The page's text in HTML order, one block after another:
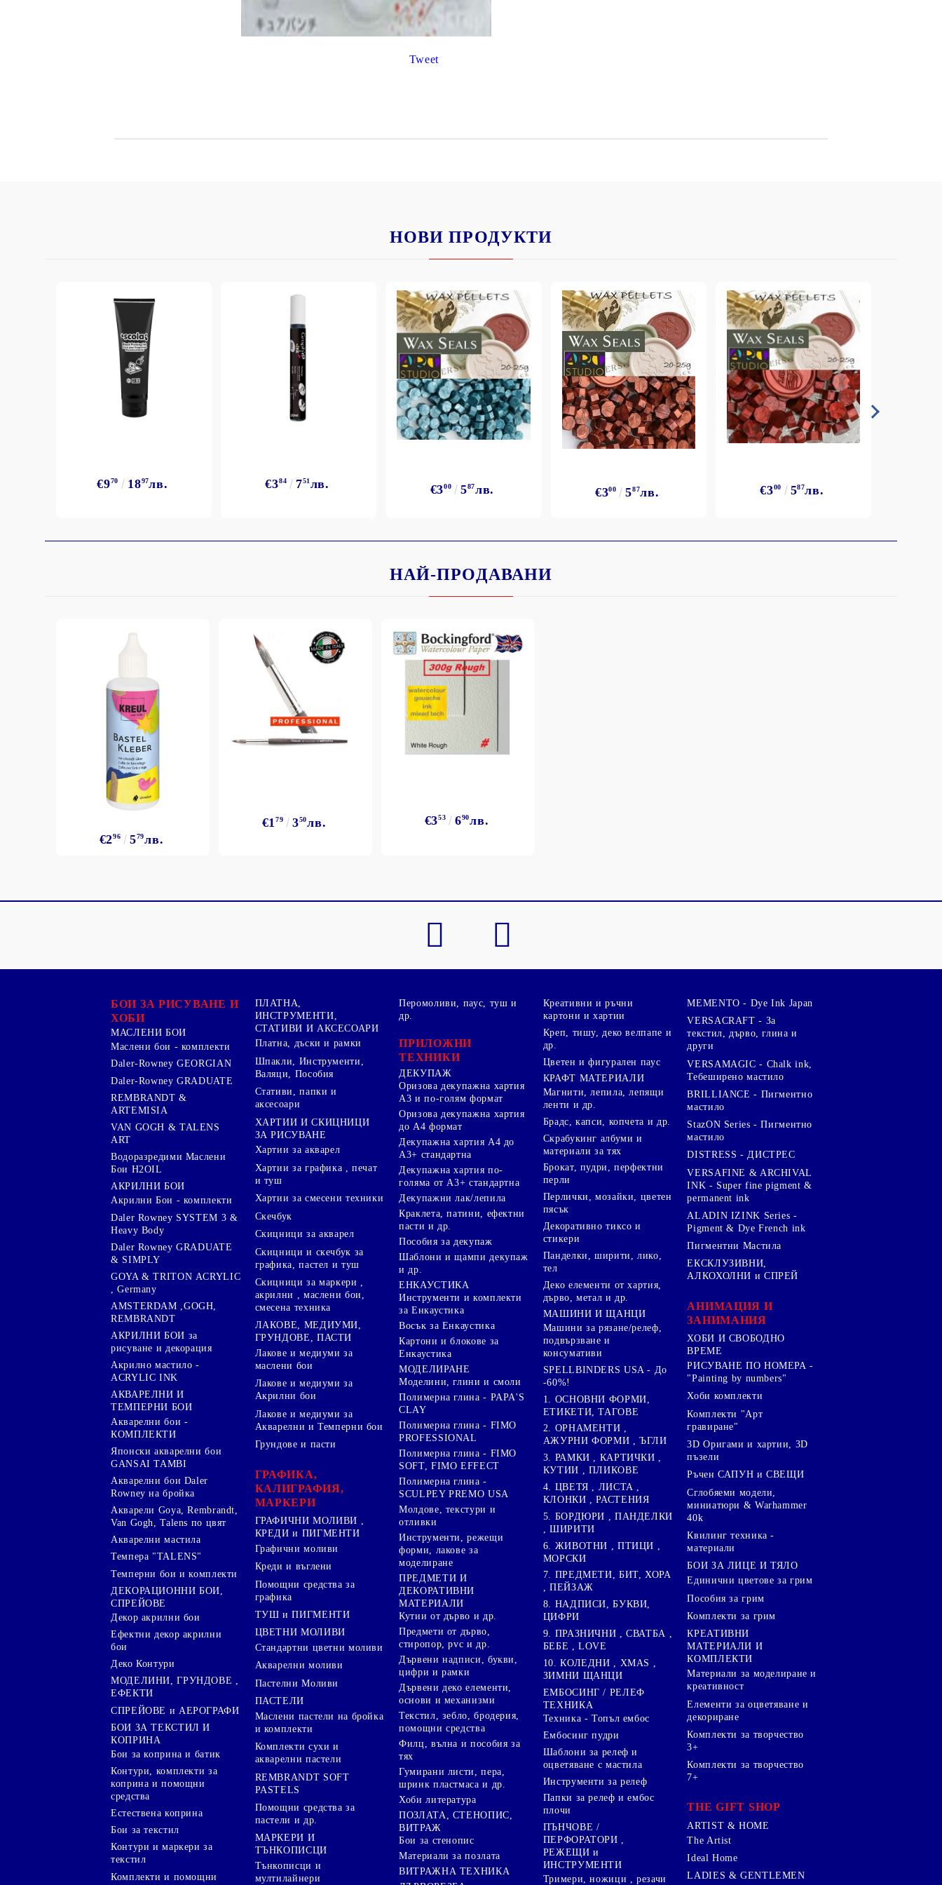
Гумирани листи, пера, шринк пластмаса и др.
BRILLIANCE - Пигментно мастило
StazON Series - Пигментно мастило
DISTRESS - ДИСТРЕС
VERSAFINE & ARCHIVAL INK -
Super fine pigment & permanent ink
ALADIN IZINK Series - Pigment & Dye
Цветни и крафт картони / хартии
Креативни и ръчни картони и хартии
Цветен и фигурален паус
Tweet
НОВИ ПРОДУКТИ
€970 1897лв. €384 751лв. €300 587лв. €300 587лв. €300 587лв.
НАЙ-ПРОДАВАНИ
€296 579лв.
€179 350лв. €353 690лв.
БОИ ЗА РИСУВАНЕ И
ХОБИ
МАСЛЕНИ БОИ
Маслени бои - комплекти
Daler-Rowney GEORGIAN
Daler-Rowney GRADUATE
REMBRANDT &
ARTEMISIA
VAN GOGH & TALENS
ART
Водоразредими Маслени
Бои H2OIL
АКРИЛНИ БОИ
Акрилни Бои - комплекти
Daler Rowney SYSTEM 3 &
Heavy Body
Daler Rowney GRADUATE
& SIMPLY
GOYA & TRITON АCRYLIC
, Germany
AMSTERDAM ,GOGH,
REMBRANDT
АКРИЛНИ БОИ за
рисуване и декорация
Акрилно мастило -
ACRYLIC INK
АКВАРЕЛНИ И
ТЕМПЕРНИ БОИ
Акварелни бои -
КОМПЛЕКТИ
Японски акварелни бои
GANSAI TAMBI
Акварелни бои Daler
Rowney на бройка
Акварели Goya, Rembrandt,
Van Gogh, Talens по цвят
Акварелни мастила
Темпера "TALENS"
Темперни бои и комплекти
ДЕКОРАЦИОННИ БОИ,
СПРЕЙОВЕ
Декор акрилни бои
Ефектни декор акрилни
бои
Деко Контури
МОДЕЛИНИ, ГРУНДОВЕ ,
ЕФЕКТИ
СПРЕЙОВЕ и АЕРОГРАФИ
БОИ ЗА ТЕКСТИЛ И
КОПРИНА
Бои за коприна и батик
Контури, комплекти за
коприна и помощни
средства
Естествена коприна
Бои за текстил
Контури и маркери за
текстил
Комплекти и помощни
ПЛАТНА,
ИНСТРУМЕНТИ,
СТАТИВИ И АКСЕСОАРИ
Платна, дъски и рамки
Шпакли, Инструменти,
Валяци, Пособия
Стативи, папки и
аксесоари
ХАРТИИ И СКИЦНИЦИ
ЗА РИСУВАНЕ
Хартии за акварел
Хартии за графика , печат
и туш
Хартии за смесени техники
Скечбук
Скицници за акварел
Скицници и скечбук за
графика, пастел и туш
Скицници за маркери ,
акрилни , маслени бои,
смесена техника
ЛАКОВЕ, МЕДИУМИ,
ГРУНДОВЕ, ПАСТИ
Лакове и медиуми за
маслени бои
Лакове и медиуми за
Акрилни бои
Лакове и медиуми за
Акварелни и Темперни бои
Грундове и пасти
ГРАФИКА,
КАЛИГРАФИЯ,
МАРКЕРИ
ГРАФИЧНИ МОЛИВИ ,
КРЕДИ и ПИГМЕНТИ
Графични моливи
Креди и въглени
Помощни средства за
графика
ТУШ и ПИГМЕНТИ
ЦВЕТНИ МОЛИВИ
Стандартни цветни моливи
Акварелни моливи
Пастелни Моливи
ПАСТЕЛИ
Маслени пастели на бройка
и комплекти
Комплекти сухи и
акварелни пастели
REMBRANDT SOFT
PASTELS
Помощни средства за
пастели и др.
МАРКЕРИ И
ТЪНКОПИСЦИ
Тънкописци и
мултилайнери
Перомоливи, паус, туш и
др.
ПРИЛОЖНИ
ТЕХНИКИ
ДЕКУПАЖ
Оризова декупажна хартия
А3 и по-голям формат
Оризова декупажна хартия
до А4 формат
Декупажна хартия А4 до
А3+ стандартна
Декупажна хартия по-
голяма от А3+ стандартна
Декупажни лак/лепила
Краклета, патини, ефектни
пасти и др.
Пособия за декупаж
Шаблони и щампи декупаж
и др.
ЕНКАУСТИКА
Инструменти и комплекти
за Енкаустика
Восък за Енкаустика
Картони и блокове за
Енкаустика
МОДЕЛИРАНЕ
Моделини, глини и смоли
Полимерна глина - PAPA'S
CLAY
Полимерна глина - FIMO
PROFESSIONAL
Полимерна глина - FIMO
SOFT, FIMO EFFECT
Полимерна глина -
SCULPEY PREMO USA
Молдове, текстури и
отливки
Инструменти, режещи
форми, лакове за
моделиране
ПРЕДМЕТИ И
ДЕКОРАТИВНИ
МАТЕРИАЛИ
Кутии от дърво и др.
Предмети от дърво,
стиропор, pvc и др.
Дървени надписи, букви,
цифри и рамки
Дървени деко елементи,
основи и механизми
Текстил, зебло, бродерия,
помощни средства
Филц, вълна и пособия за
тях
Гумирани листи, пера,
шринк пластмаса и др.
Хоби литература
ПОЗЛАТА, СТЕНОПИС,
ВИТРАЖ
Бои за стенопис
Материали за позлата
ВИТРАЖНА ТЕХНИКА
Креативни и ръчни
картони и хартии
Креп, тишу, деко велпапе и
др.
Цветен и фигурален паус
КРАФТ МАТЕРИАЛИ
Магнити, лепила, лепящи
ленти и др.
Брадс, капси, копчета и др.
Скрабукинг албуми и
материали за тях
Брокат, пудри, перфектни
перли
Перлички, мозайки, цветен
пясък
Декоративно тиксо и
стикери
Панделки, ширити, лико,
тел
Деко елементи от хартия,
дърво, метал и др.
МАШИНИ И ЩАНЦИ
Машини за рязане/релеф,
подвързване и
консумативи
SPELLBINDERS USA - До
-60%!
1. ОСНОВНИ ФОРМИ,
ЕТИКЕТИ, ТАГОВЕ
2. ОРНАМЕНТИ ,
АЖУРНИ ФОРМИ , ЪГЛИ
3. РАМКИ , КАРТИЧКИ ,
КУТИИ , ПЛИКОВЕ
4. ЦВЕТЯ , ЛИСТА ,
КЛОНКИ , РАСТЕНИЯ
5. БОРДЮРИ , ПАНДЕЛКИ
, ШИРИТИ
6. ЖИВОТНИ , ПТИЦИ ,
МОРСКИ
7. ПРЕДМЕТИ, БИТ, ХОРА
, ПЕЙЗАЖ
8. НАДПИСИ, БУКВИ,
ЦИФРИ
9. ПРАЗНИЧНИ , СВАТБА ,
БЕБЕ , LOVE
10. КОЛЕДНИ , XMAS ,
ЗИМНИ ЩАНЦИ
ЕМБОСИНГ / РЕЛЕФ
ТЕХНИКА
Техника - Топъл ембос
Ембосинг пудри
Шаблони за релеф и
оцветяване с мастила
Инструменти за релеф
Папки за релеф и ембос
плочи
ПЪНЧОВЕ /
ПЕРФОРАТОРИ ,
РЕЖЕЩИ и
ИНСТРУМЕНТИ
Тримери, ножици , резачи
MEMENTO - Dye Ink Japan
VERSACRAFT - За
текстил, дърво, глина и
други
VERSAMAGIC - Chalk ink,
Тебеширено мастило
BRILLIANCE - Пигментно
мастило
StazON Series - Пигментно
мастило
DISTRESS - ДИСТРЕС
VERSAFINE & ARCHIVAL
INK - Super fine pigment &
permanent ink
ALADIN IZINK Series -
Pigment & Dye French ink
Пигментни Мастила
ЕКСКЛУЗИВНИ,
АЛКОХОЛНИ и СПРЕЙ
АНИМАЦИЯ И
ЗАНИМАНИЯ
ХОБИ И СВОБОДНО
ВРЕМЕ
РИСУВАНЕ ПО НОМЕРА -
"Painting by numbers"
Хоби комплекти
Комплекти "Арт
гравиране"
3D Оригами и хартии, 3D
пъзели
Ръчен САПУН и СВЕЩИ
Сглобяеми модели,
миниатюри & Warhammer
40k
Квилинг техника -
материали
БОИ ЗА ЛИЦЕ И ТЯЛО
Единични цветове за грим
Пособия за грим
Комплекти за грим
КРЕАТИВНИ
МАТЕРИАЛИ И
КОМПЛЕКТИ
Mатериали за моделиране и
креативност
Елементи за оцветяване и
декориране
Комплекти за творчество
3+
Комплекти за творчество
7+
THE GIFT SHOP
ARTIST & HOME
The Artist
Ideal Home
LADIES & GENTLEMEN